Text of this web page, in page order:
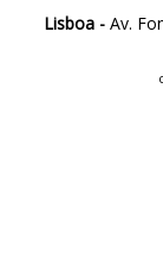
Lisboa - Av.